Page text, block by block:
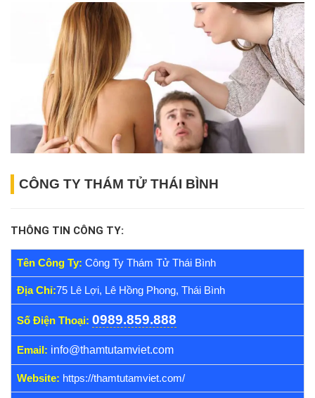
CÔNG TY THÁM TỬ THÁI BÌNH
THÔNG TIN CÔNG TY:
Tên Công Ty: Công Ty Thám Tử Thái Bình
Địa Chỉ:75 Lê Lợi, Lê Hồng Phong, Thái Bình
Số Điện Thoại: 0989.859.888
Email: info@thamtutamviet.com
Website: https://thamtutamviet.com/